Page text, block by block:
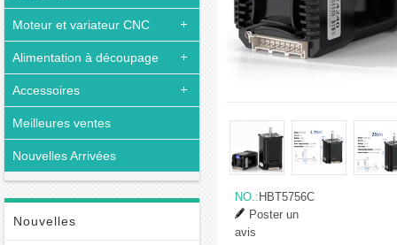
Moteur et variateur CNC
Alimentation à découpage
Accessoires
Meilleures ventes
Nouvelles Arrivées
Nouvelles
NO.: HBT5756C
Poster un
avis